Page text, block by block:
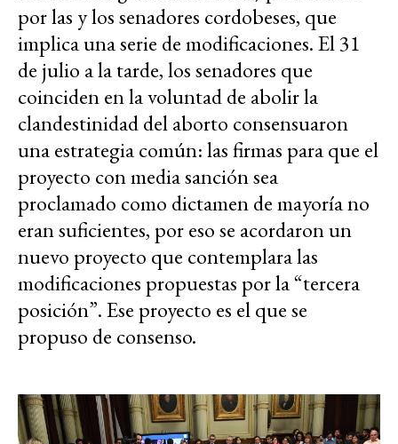
por las y los senadores cordobeses, que
implica una serie de modificaciones. El 31
de julio a la tarde, los senadores que
coinciden en la voluntad de abolir la
clandestinidad del aborto consensuaron
una estrategia común: las firmas para que el
proyecto con media sanción sea
proclamado como dictamen de mayoría no
eran suficientes, por eso se acordaron un
nuevo proyecto que contemplara las
modificaciones propuestas por la “tercera
posición”. Ese proyecto es el que se
propuso de consenso.